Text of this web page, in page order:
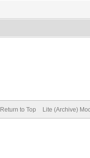
Return to Top Lite (Archive)